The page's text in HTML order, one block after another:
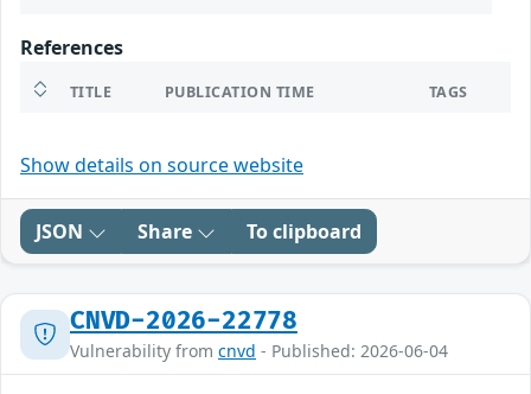
References
TITLE PUBLICATION TIME TAGS
Show details on source website
JSON Share To clipboard
CNVD-2026-22778
Vulnerability from cnvd - Published: 2026-06-04